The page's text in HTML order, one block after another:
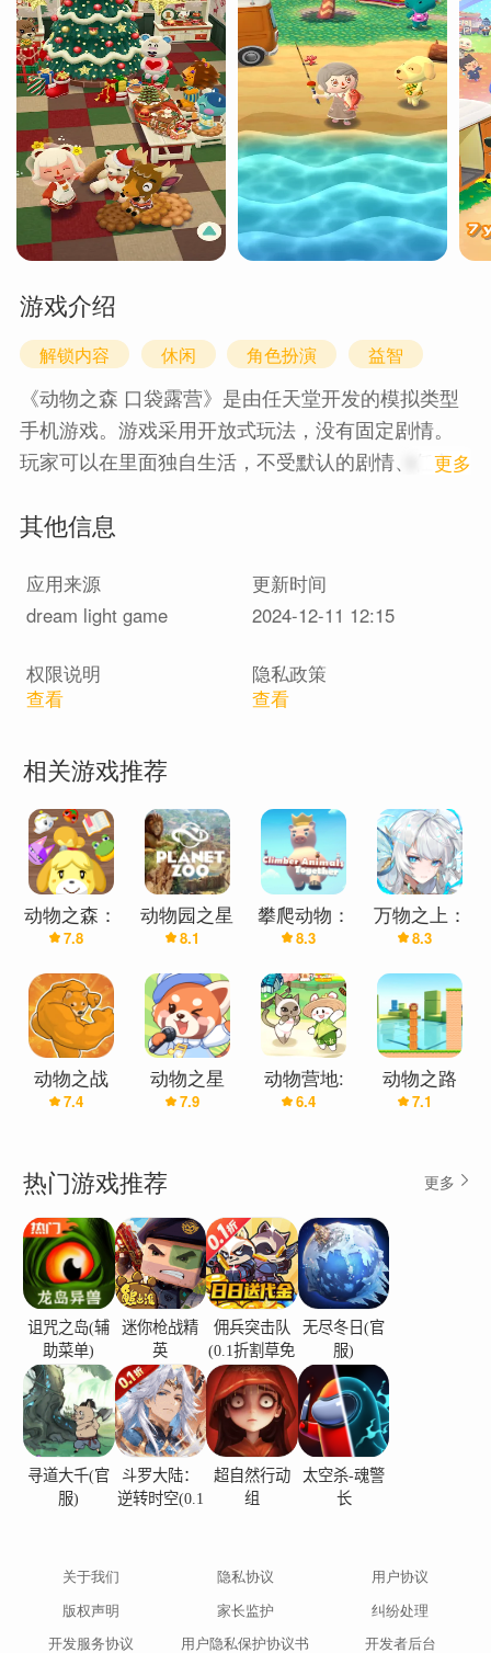
游戏介绍
解锁内容 休闲 角色扮演 益智
《动物之森 口袋露营》是由任天堂开发的模拟类型
手机游戏。游戏采用开放式玩法，没有固定剧情。
玩家可以在里面独自生活，不受默认的剧情、任务
色"对话"的游玩乐趣；
映，因此有着实际的事件发生，这包含了美国独立
纪念日、圣诞节、万圣节，或其他规律性的活动，
向前或向后调整时间来做时光旅行。
更多
其他信息
应用来源
更新时间
dream light game
2024-12-11 12:15
权限说明
查看
隐私政策
查看
相关游戏推荐
动物之森：
口袋露营
7.8
动物园之星
8.1
攀爬动物：
在一起
8.3
万物之上：
觉醒
8.3
动物之战
(抖音包包
7.4
动物之星
7.9
动物营地:
疗养胜地
6.4
动物之路
7.1
热门游戏推荐 更多
诅咒之岛(辅
助菜单)
迷你枪战精
英
佣兵突击队
(0.1折割草免
费版)
无尽冬日(官
服)
寻道大千(官
服)
斗罗大陆：
逆转时空(0.1
超自然行动
组
太空杀-魂警
长
关于我们 隐私协议
用户协议
版权声明
家长监护
纠纷处理
开发服务协议
用户隐私保护协议书 开发者后台